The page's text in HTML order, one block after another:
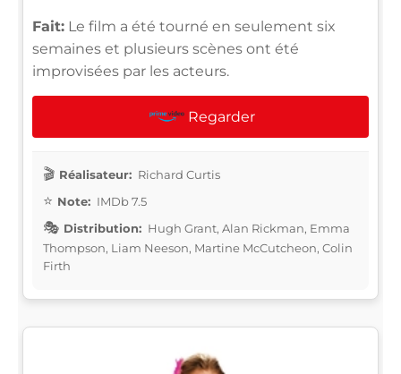
Fait: Le film a été tourné en seulement six
semaines et plusieurs scènes ont été
improvisées par les acteurs.
Regarder
Réalisateur: Richard Curtis
Note: IMDb 7.5
Distribution: Hugh Grant, Alan Rickman, Emma
Thompson, Liam Neeson, Martine McCutcheon, Colin
Firth